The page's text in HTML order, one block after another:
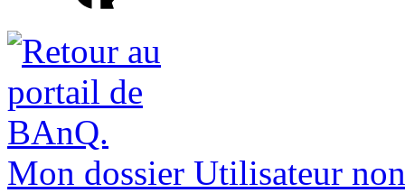
Mon dossier Utilisateur